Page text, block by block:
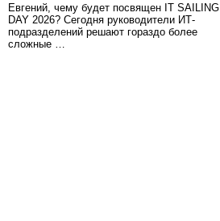
Евгений, чему будет посвящен IT SAILING
DAY 2026? Сегодня руководители ИТ-
подразделений решают гораздо более
сложные …